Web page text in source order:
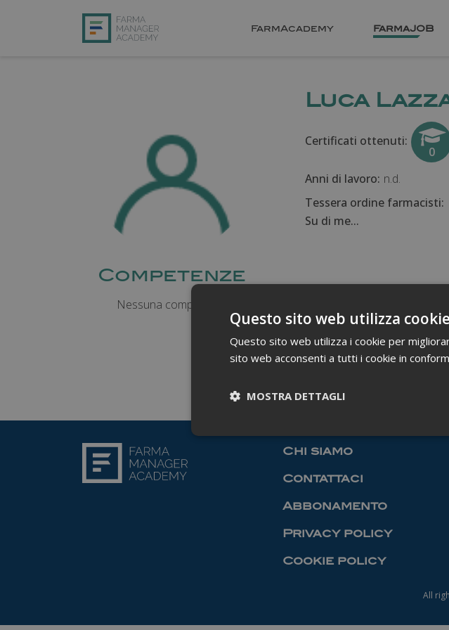
FarmAcademy FarmaJOB
Competenze
Nessuna competenza
Luca
Certificati ottenuti:
0
Anni di lavoro: n.d.
Tessera ordine farmacisti:
Su di me...
Chi siamo
Contattaci
Abbonamento
Privacy policy
Cookie policy
All
Questo sito web utilizza cookie
Questo sito web utilizza i cookie per
sito web acconsenti a tutti i cookie in
MOSTRA DETTAGLI
I cookie necessari contribuiscono a rendere fruibile il
.farmamanager.academy